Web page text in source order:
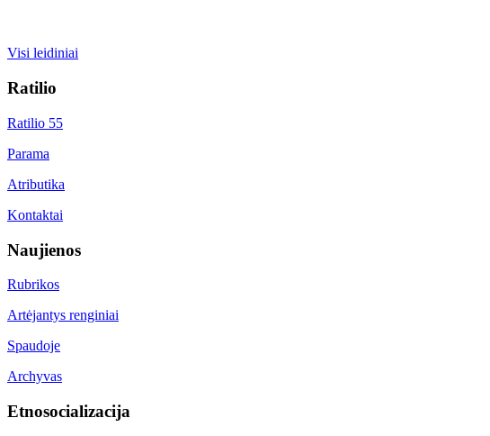
Visi leidiniai
Ratilio
Ratilio 55
Parama
Atributika
Kontaktai
Naujienos
Rubrikos
Artėjantys renginiai
Spaudoje
Archyvas
Etnosocializacija